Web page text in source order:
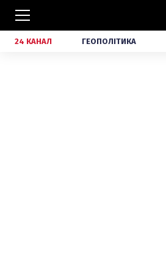
24 КАНАЛ ГЕОПОЛІТИКА